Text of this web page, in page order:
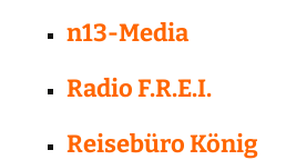
n13-Media
Radio F.R.E.I.
Reisebüro König